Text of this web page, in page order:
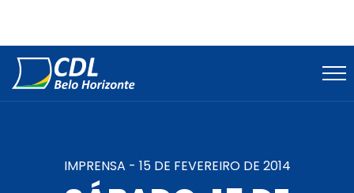
IMPRENSA - 15 DE FEVEREIRO DE 2014